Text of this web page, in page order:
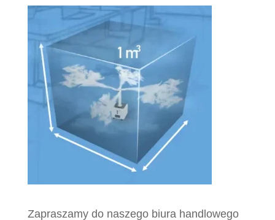
Zapraszamy do naszego biura handlowego